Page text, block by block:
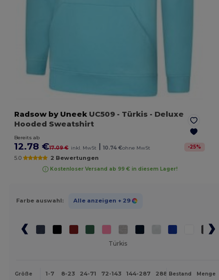
Radsow by Uneek UC509 - Türkis - Deluxe
Hooded Sweatshirt
Bereits ab
12.78 €17.09 € inkl. MwSt | 10.74 €ohne MwSt -25%
5.0 2 Bewertungen
Kostenloser Versand ab 99 € in diesem Lager!
Farbe auswahl: Alle anzeigen + 29
Türkis
Größe 1-7 8-23 24-71 72-143 144-287 288 + Mehr
Bestand Menge